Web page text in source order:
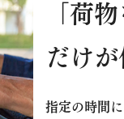
「荷
だけ
指定の時間